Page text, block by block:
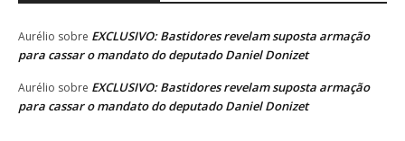
Aurélio sobre EXCLUSIVO: Bastidores revelam suposta armação
para cassar o mandato do deputado Daniel Donizet
Aurélio sobre EXCLUSIVO: Bastidores revelam suposta armação
para cassar o mandato do deputado Daniel Donizet